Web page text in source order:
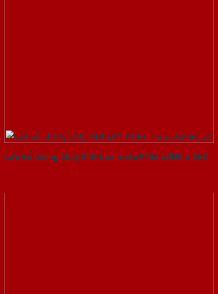
Cửa Gỗ Chống Cháy MDF Laminate P1R2 23029-a-SGD